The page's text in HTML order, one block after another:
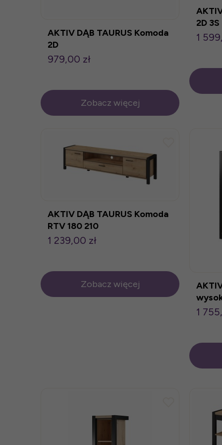
AKTIV DĄB TAURUS Komoda
2D
979,00 zł
Zobacz więcej
2D 3S
1
AKTIV DĄB TAURUS Komoda
RTV 180 210
1 239,00 zł
Zobacz więcej
1